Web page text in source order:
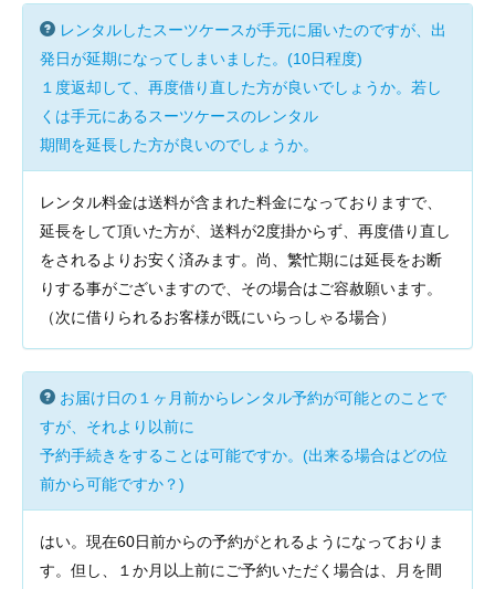
レンタルしたスーツケースが手元に届いたのですが、出
発日が延期になってしまいました。(10日程度)
１度返却して、再度借り直した方が良いでしょうか。若し
くは手元にあるスーツケースのレンタル
期間を延長した方が良いのでしょうか。
レンタル料金は送料が含まれた料金になっておりますで、
延長をして頂いた方が、送料が2度掛からず、再度借り直し
をされるよりお安く済みます。尚、繁忙期には延長をお断
りする事がございますので、その場合はご容赦願います。
（次に借りられるお客様が既にいらっしゃる場合）
お届け日の１ヶ月前からレンタル予約が可能とのことで
すが、それより以前に
予約手続きをすることは可能ですか。(出来る場合はどの位
前から可能ですか？)
はい。現在60日前からの予約がとれるようになっておりま
す。但し、１か月以上前にご予約いただく場合は、月を間